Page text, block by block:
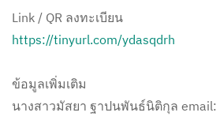
Link / QR ลงทะเบียน
https://tinyurl.com/ydasqdrh
ข้อมูลเพิ่มเติม
นางสาวมัสยา ฐาปนพันธ์นิติกุล email: